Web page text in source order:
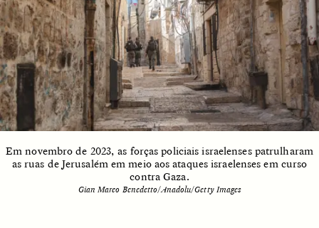
ESSAY /UNEARTHED POEM /REFLECTIONS
Em novembro de 2023, as forças policiais israelenses patrulharam
as ruas de Jerusalém em meio aos ataques israelenses em curso
contra Gaza.
Gian Marco Benedetto/Anadolu/Getty Images